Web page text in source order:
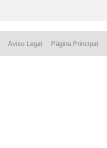
Aviso Legal Página Principal